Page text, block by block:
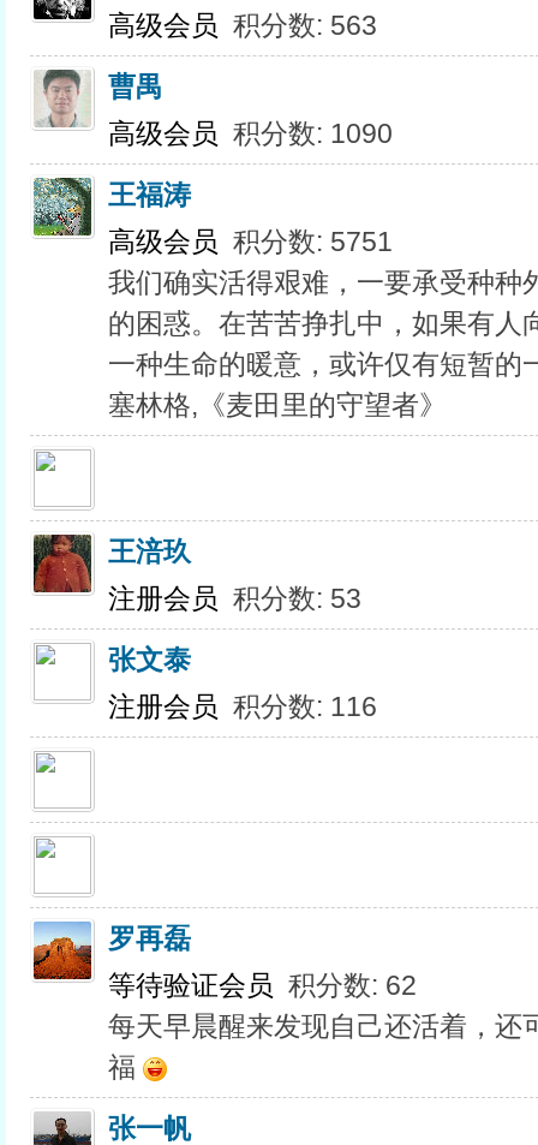
高级会员 积分数: 563
曹禺
高级会员 积分数: 1090
王福涛
高级会员 积分数: 5751
我们确实活得艰难，一要承受种种
的困惑。在苦苦挣扎中，如果有人
一种生命的暖意，或许仅有短暂
塞林格,《麦田里的守望者》
王涪玖
注册会员 积分数: 53
张文泰
注册会员 积分数: 116
罗再磊
等待验证会员 积分数: 62
每天早晨醒来发现自己还活着，还
福
张一帆